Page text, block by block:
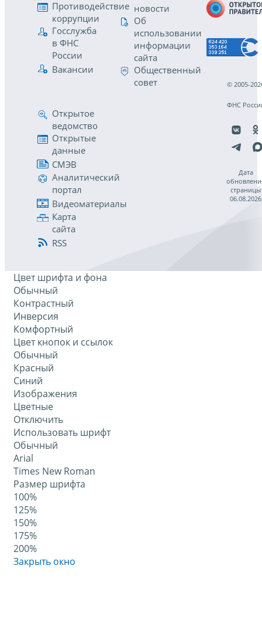
Противодействие
коррупции
Госслужба
в ФНС
России
Вакансии
новости
Об
использовании
информации
сайта
Общественный
совет
Открытое
ведомство
Открытые
данные
СМЭВ
Аналитический
портал
Видеоматериалы
Карта
сайта
RSS
© 2005-
ФНС
Дата
страницы
06.08.2026
Цвет шрифта и фона
Обычный
Контрастный
Инверсия
Комфортный
Цвет кнопок и ссылок
Обычный
Красный
Синий
Изображения
Цветные
Отключить
Использовать шрифт
Обычный
Arial
Times New Roman
Размер шрифта
100%
125%
150%
175%
200%
Закрыть окно